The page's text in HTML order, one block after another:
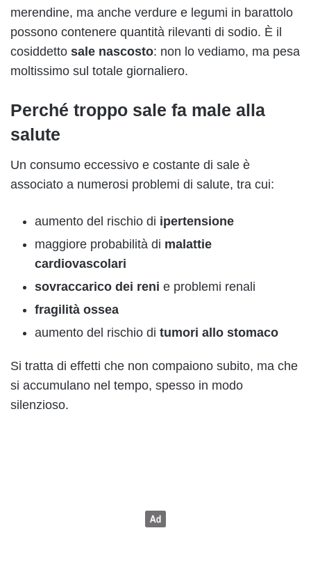
merendine, ma anche verdure e legumi in barattolo
possono contenere quantità rilevanti di sodio. È il
cosiddetto sale nascosto: non lo vediamo, ma pesa
moltissimo sul totale giornaliero.
Perché troppo sale fa male alla
salute
Un consumo eccessivo e costante di sale è
associato a numerosi problemi di salute, tra cui:
aumento del rischio di ipertensione
maggiore probabilità di malattie
cardiovascolari
sovraccarico dei reni e problemi renali
fragilità ossea
aumento del rischio di tumori allo stomaco
Si tratta di effetti che non compaiono subito, ma che
si accumulano nel tempo, spesso in modo
silenzioso.